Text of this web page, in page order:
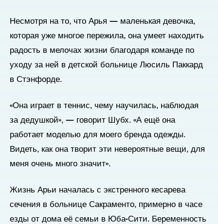
Несмотря на то, что Арья — маленькая девочка,
которая уже многое пережила, она умеет находить
радость в мелочах жизни благодаря команде по
уходу за ней в детской больнице Люсиль Паккард
в Стэнфорде.
«Она играет в теннис, чему научилась, наблюдая
за дедушкой», — говорит Шубх. «А ещё она
работает моделью для моего бренда одежды.
Видеть, как она творит эти невероятные вещи, для
меня очень много значит».
Жизнь Арьи началась с экстренного кесарева
сечения в больнице Сакраменто, примерно в часе
езды от дома её семьи в Юба-Сити. Беременность